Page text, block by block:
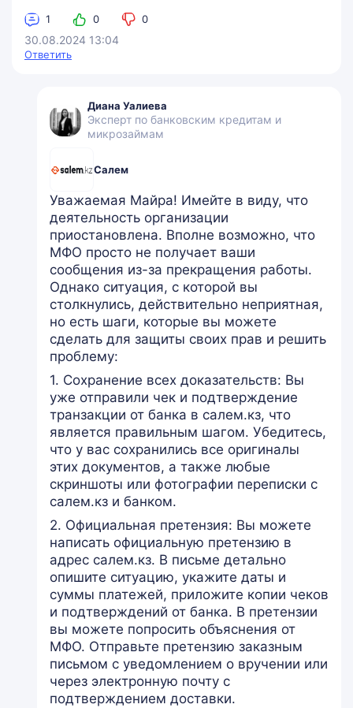
1 0 0
30.08.2024 13:04
Ответить
Диана Уалиева
Эксперт по банковским кредитам и
микрозаймам
Салем
Уважаемая Майра! Имейте в виду, что
деятельность организации
приостановлена. Вполне возможно, что
МФО просто не получает ваши
сообщения из-за прекращения работы.
Однако ситуация, с которой вы
столкнулись, действительно неприятная,
но есть шаги, которые вы можете
сделать для защиты своих прав и решить
проблему:
1. Сохранение всех доказательств: Вы
уже отправили чек и подтверждение
транзакции от банка в салем.кз, что
является правильным шагом. Убедитесь,
что у вас сохранились все оригиналы
этих документов, а также любые
скриншоты или фотографии переписки с
салем.кз и банком.
2. Официальная претензия: Вы можете
написать официальную претензию в
адрес салем.кз. В письме детально
опишите ситуацию, укажите даты и
суммы платежей, приложите копии чеков
и подтверждений от банка. В претензии
вы можете попросить объяснения от
МФО. Отправьте претензию заказным
письмом с уведомлением о вручении или
через электронную почту с
подтверждением доставки.